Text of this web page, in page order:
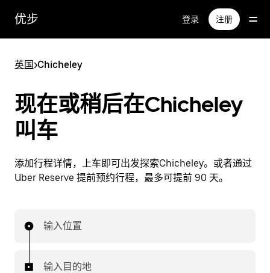
优步 登录 注册
英国>Chicheley
现在或稍后在Chicheley
叫车
添加行程详情，上车即可出发探索Chicheley。或者通过
Uber Reserve 提前预约行程，最多可提前 90 天。
输入位置
输入目的地